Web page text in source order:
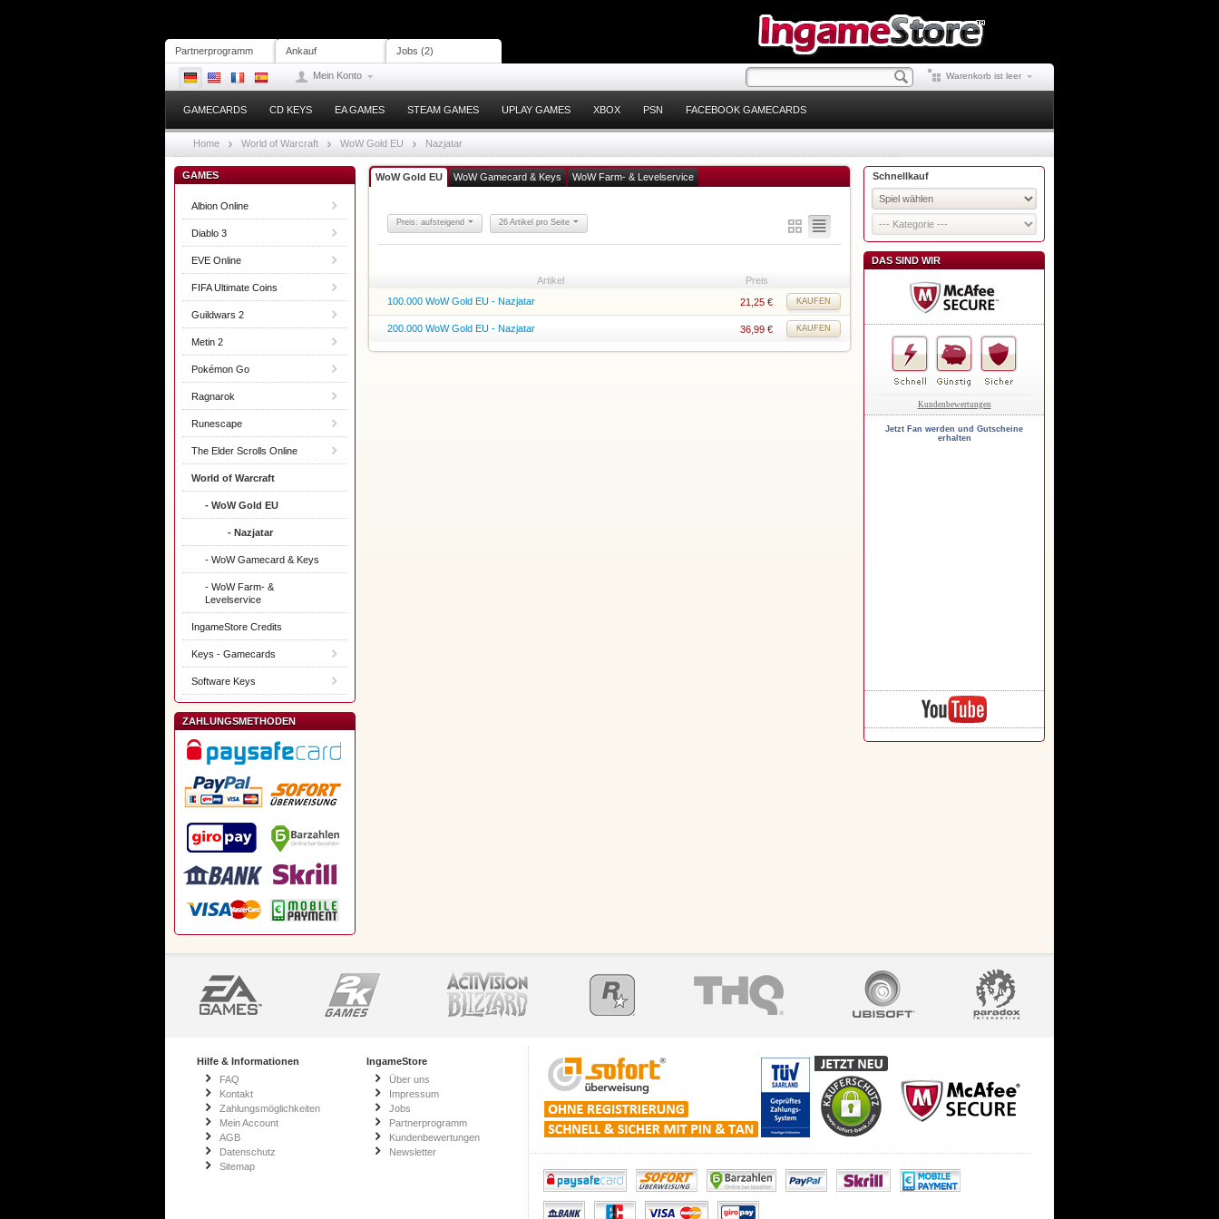
Partnerprogramm Ankauf Jobs (2)
Mein Konto Warenkorb ist leer
GAMECARDS CD KEYS EA GAMES STEAM GAMES UPLAY GAMES XBOX PSN FACEBOOK GAMECARDS
Home World of Warcraft WoW Gold EU Nazjatar
GAMES
Albion Online
Diablo 3
EVE Online
FIFA Ultimate Coins
Guildwars 2
Metin 2
Pokémon Go
Ragnarok
Runescape
The Elder Scrolls Online
World of Warcraft
- WoW Gold EU
- Nazjatar
- WoW Gamecard & Keys
- WoW Farm- &
Levelservice
IngameStore Credits
Keys - Gamecards
Software Keys
ZAHLUNGSMETHODEN
WoW Gold EU WoW Gamecard & Keys WoW Farm- & Levelservice
Preis: aufsteigend 26 Artikel pro Seite
Artikel
Preis
100.000 WoW Gold EU - Nazjatar
21,25 € KAUFEN
200.000 WoW Gold EU - Nazjatar 36,99 € KAUFEN
Schnellkauf
DAS SIND WIR
Kundenbewertungen
Jetzt Fan werden und Gutscheine
erhalten
Hilfe & Informationen
FAQ
Kontakt
Zahlungsmöglichkeiten
Mein Account
AGB
Datenschutz
Sitemap
IngameStore
Über uns
Impressum
Jobs
Partnerprogramm
Kundenbewertungen
Newsletter